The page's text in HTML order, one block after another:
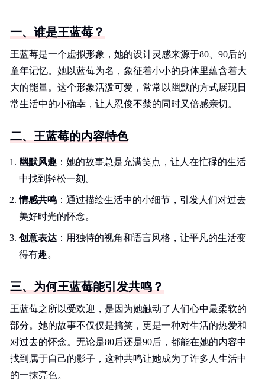
一、谁是王蓝莓？
王蓝莓是一个虚拟形象，她的设计灵感来源于80、90后的
童年记忆。她以蓝莓为名，象征着小小的身体里蕴含着大
大的能量。这个形象活泼可爱，常常以幽默的方式展现日
常生活中的小确幸，让人忍俊不禁的同时又倍感亲切。
二、王蓝莓的内容特色
幽默风趣 ：她的故事总是充满笑点，让人在忙碌的生活
中找到轻松一刻。
情感共鸣 ：通过描绘生活中的小细节，引发人们对过去
美好时光的怀念。
创意表达 ：用独特的视角和语言风格，让平凡的生活变
得有趣。
三、为何王蓝莓能引发共鸣？
王蓝莓之所以受欢迎，是因为她触动了人们心中最柔软的
部分。她的故事不仅仅是搞笑，更是一种对生活的热爱和
对过去的怀念。无论是80后还是90后，都能在她的内容中
找到属于自己的影子，这种共鸣让她成为了许多人生活中
的一抹亮色。